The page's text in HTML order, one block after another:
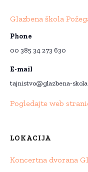
Glazbena škola
Phone
00 385 34 273 630
E-mail
tajnistvo@glazbena-
Pogledajte web
LOKACIJA
Koncertna dvorana